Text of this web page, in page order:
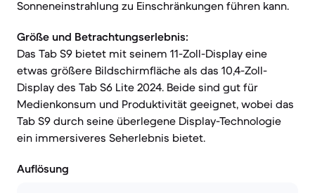
Sonneneinstrahlung zu Einschränkungen führen kann.
Größe und Betrachtungserlebnis:
Das Tab S9 bietet mit seinem 11-Zoll-Display eine
etwas größere Bildschirmfläche als das 10,4-Zoll-
Display des Tab S6 Lite 2024. Beide sind gut für
Medienkonsum und Produktivität geeignet, wobei das
Tab S9 durch seine überlegene Display-Technologie
ein immersiveres Seherlebnis bietet.
Auflösung